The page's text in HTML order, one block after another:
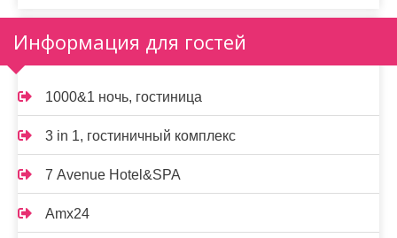
Информация для гостей
1000&1 ночь, гостиница
3 in 1, гостиничный комплекс
7 Avenue Hotel&SPA
Amx24